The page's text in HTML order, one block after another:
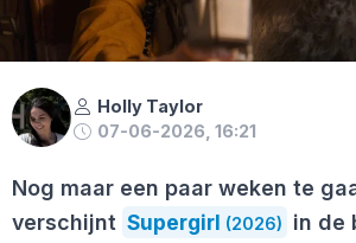
Holly Taylor
07-06-2026, 16:21
Nog maar een paar weken te
verschijnt Supergirl (2026)
in de